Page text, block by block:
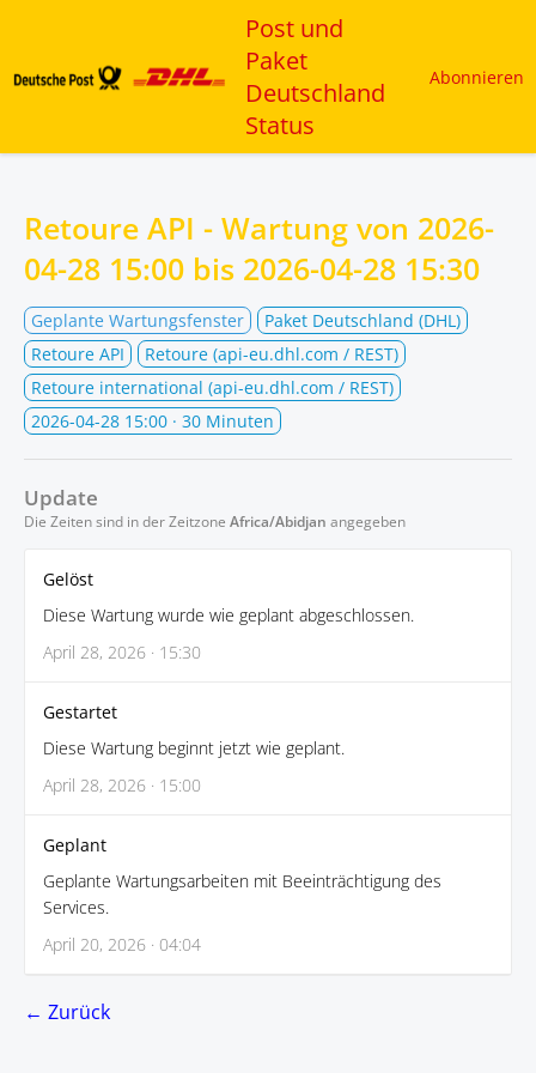
Post und
Paket
Deutschland
Status
Abonnieren
Retoure API - Wartung von 2026-
04-28 15:00 bis 2026-04-28 15:30
Geplante Wartungsfenster
Paket Deutschland (DHL)
Retoure API
Retoure (api-eu.dhl.com / REST)
Retoure international (api-eu.dhl.com / REST)
2026-04-28 15:00 · 30 Minuten
Update
Die Zeiten sind in der Zeitzone Africa/Abidjan angegeben
Gelöst
Diese Wartung wurde wie geplant abgeschlossen.
April 28, 2026 · 15:30
Gestartet
Diese Wartung beginnt jetzt wie geplant.
April 28, 2026 · 15:00
Geplant
Geplante Wartungsarbeiten mit Beeinträchtigung des
Services.
April 20, 2026 · 04:04
← Zurück